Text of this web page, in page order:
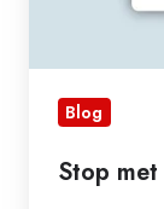
Blog
Stop